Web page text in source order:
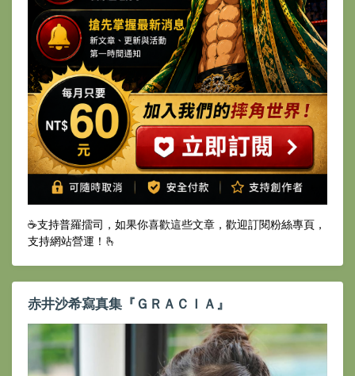
☕️支持普羅擂司，如果你喜歡這些文章，歡迎訂閱粉絲專頁，
支持網站營運！🫰
赤井沙希寫真集『ＧＲＡＣＩＡ』